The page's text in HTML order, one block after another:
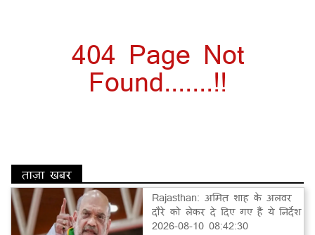
404 Page Not
Found.......!!
ताज़ा खबर
Rajasthan: अमित शाह के अलवर
दौरे को लेकर दे दिए गए हैं ये निर्देश
2026-08-10 08:42:30